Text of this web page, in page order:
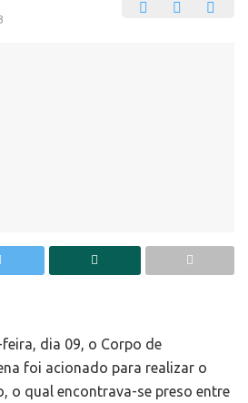
dia 09, o Corpo de
foi acionado para realizar o
o qual encontrava-se preso entre